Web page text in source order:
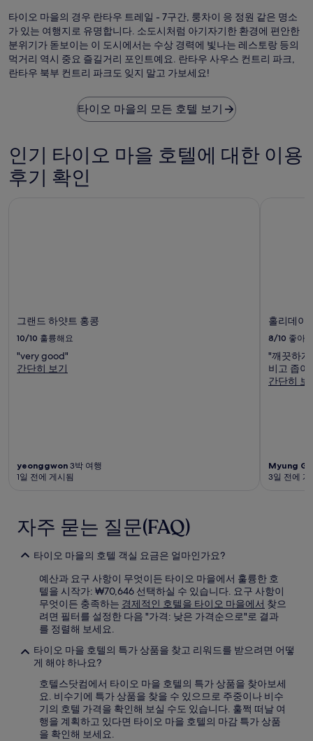
타이오 마을의 경우 란타우 트레일 - 7구간, 룽차이 응 정원 같은 명소
가 있는 여행지로 유명합니다. 소도시처럼 아기자기한 환경에 편안한
분위기가 돋보이는 이 도시에서는 수상 경력에 빛나는 레스토랑 등의
먹거리 역시 중요 즐길거리 포인트예요. 란타우 사우스 컨트리 파크,
란타우 북부 컨트리 파크도 잊지 말고 가보세요!
타이오 마을의 모든 호텔 보기
인기 타이오 마을 호텔에 대한 이용
후기 확인
그랜드 하얏트 홍콩
10/10 훌륭해요
"very good"
간단히 보기
yeonggwon 3박 여행
1일 전에 게시됨
홀리데이
8/10 좋아요
"깨끗하
비고 좁아
간단히 보
Myung
3일 전에 게
자주 묻는 질문(FAQ)
타이오 마을의 호텔 객실 요금은 얼마인가요?
예산과 요구 사항이 무엇이든 타이오 마을에서 훌륭한 호
텔을 시작가: ₩70,646 선택하실 수 있습니다. 요구 사항이
무엇이든 충족하는 경제적인 호텔을 타이오 마을에서 찾으
려면 필터를 설정한 다음 "가격: 낮은 가격순으로"로 결과
를 정렬해 보세요.
타이오 마을 호텔의 특가 상품을 찾고 리워드를 받으려면 어떻
게 해야 하나요?
호텔스닷컴에서 타이오 마을 호텔의 특가 상품을 찾아보세
요. 비수기에 특가 상품을 찾을 수 있으므로 주중이나 비수
기의 호텔 가격을 확인해 보실 수도 있습니다. 훌쩍 떠날 여
행을 계획하고 있다면 타이오 마을 호텔의 마감 특가 상품
을 확인해 보세요.